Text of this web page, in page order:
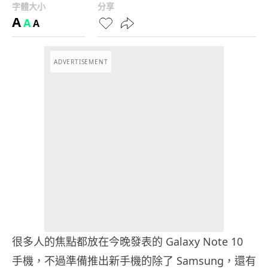
字體大小
AAA
分享
ADVERTISEMENT
很多人的焦點都放在今晚發表的 Galaxy Note 10
手機，不過準備推出新手機的除了 Samsung，還有